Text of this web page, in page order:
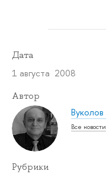
Дата
1 августа 2008
Автор
Все
Рубрики